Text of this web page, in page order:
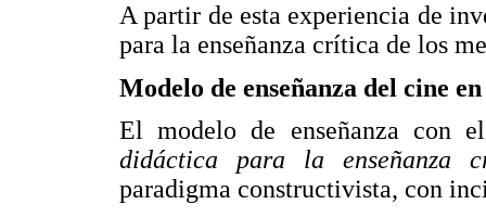
A partir de esta experiencia de
para la enseñanza crítica de los
Modelo de enseñanza del cine
El modelo de enseñanza con
didáctica para la enseñanza
paradigma constructivista, con